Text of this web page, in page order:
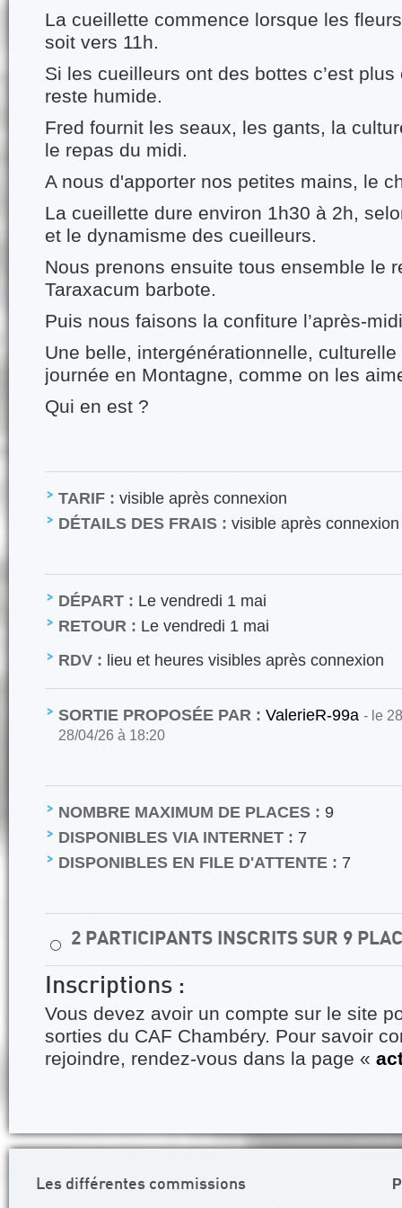
La cueillette commence lorsque les
soit vers 11h.
Si les cueilleurs ont des bottes c’est plus
reste humide.
Fred fournit les seaux, les gants, la
le repas du midi.
A nous d'apporter nos petites mains, le
La cueillette dure environ 1h30 à 2h,
et le dynamisme des cueilleurs.
Nous prenons ensuite tous ensemble le
Taraxacum barbote.
Puis nous faisons la confiture l’après-
Une belle, intergénérationnelle,
journée en Montagne, comme on les
Qui en est ?
TARIF : visible après connexion
DÉTAILS DES FRAIS : visible après connexion
DÉPART : Le vendredi 1 mai
RETOUR : Le vendredi 1 mai
RDV : lieu et heures visibles après connexion
SORTIE PROPOSÉE PAR : ValerieR-99a - le
28/04/26 à 18:20
NOMBRE MAXIMUM DE PLACES : 9
DISPONIBLES VIA INTERNET : 7
DISPONIBLES EN FILE D'ATTENTE : 7
⚪ 2 PARTICIPANTS INSCRITS SUR 9
Inscriptions :
Vous devez avoir un compte sur le site
sorties du CAF Chambéry. Pour savoir
rejoindre, rendez-vous dans la page «
Les différentes commissions